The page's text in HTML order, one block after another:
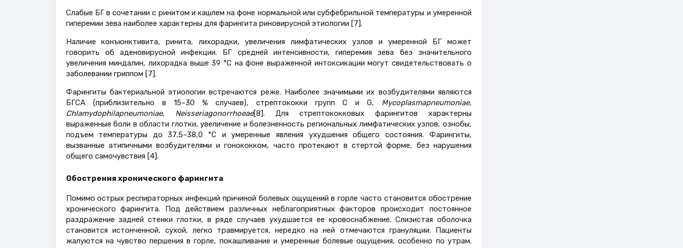
Слабые БГ в сочетании с ринитом и кашлем на фоне нормальной или субфебрильной температуры и умеренной
гиперемии зева наиболее характерны для фарингита риновирусной этиологии [7].
Наличие конъюнктивита, ринита, лихорадки, увеличения лимфатических узлов и умеренной БГ может
говорить об аденовирусной инфекции. БГ средней интенсивности, гиперемия зева без значительного
увеличения миндалин, лихорадка выше 39 °С на фоне выраженной интоксикации могут свидетельствовать о
заболевании гриппом [7].
Фарингиты бактериальной этиологии встречаются реже. Наиболее значимыми их возбудителями являются
БГСА (приблизительно в 15–30 % случаев), стрептококки групп C и G, Mycoplasmapneumoniae,
Chlamydophilapneumoniae, Neisseriagonorrhoeae[8]. Для стрептококковых фарингитов характерны
выраженные боли в области глотки, увеличение и болезненность региональных лимфатических узлов, ознобы,
подъем температуры до 37,5–38,0 °С и умеренные явления ухудшения общего состояния. Фарингиты,
вызванные атипичными возбудителями и гонококком, часто протекают в стертой форме, без нарушения
общего самочувствия [4].
Обострения хронического фарингита
Помимо острых респираторных инфекций причиной болевых ощущений в горле часто становится обострение
хронического фарингита. Под действием различных неблагоприятных факторов происходит постоянное
раздражение задней стенки глотки, в ряде случаев ухудшается ее кровоснабжение. Слизистая оболочка
становится истонченной, сухой, легко травмируется, нередко на ней отмечаются грануляции. Пациенты
жалуются на чувство першения в горле, покашливание и умеренные болевые ощущения, особенно по утрам.